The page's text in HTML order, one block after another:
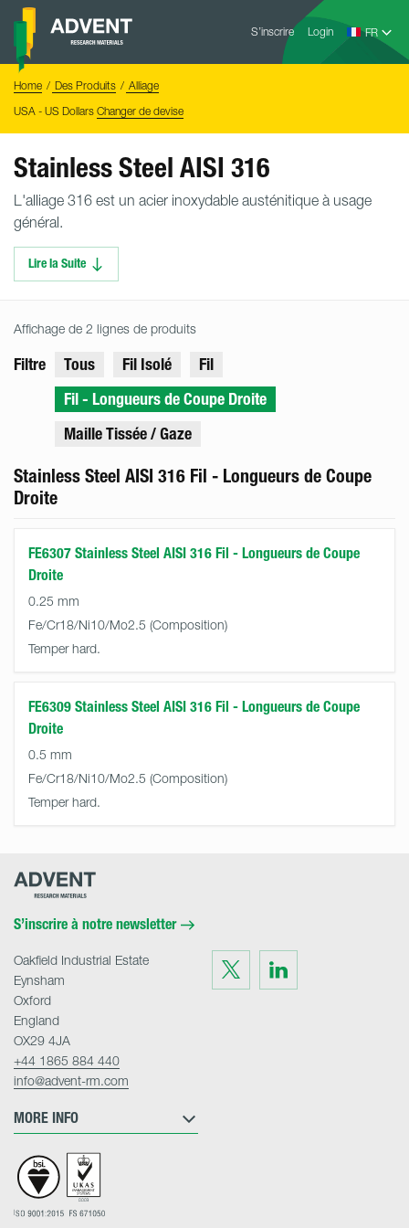
Skip
content
S’inscrire Login
Advent
Home Des Produits
Alliage
USA - US Dollars Changer de devise
Stainless Steel AISI 316
L'alliage 316 est un acier inoxydable austénitique à usage
général.
Lire la Suite
Affichage de 2 lignes de produits
Filtre Tous Fil Isolé
Fil
Fil - Longueurs de Coupe Droite
Maille Tissée / Gaze
Stainless Steel AISI 316 Fil - Longueurs de Coupe
Droite
FE6307 Stainless Steel AISI 316 Fil - Longueurs de Coupe
Droite
0.25 mm
Fe/Cr18/Ni10/Mo2.5
Temper hard.
FE6309 Stainless Steel AISI 316 Fil - Longueurs de Coupe
Droite
0.5 mm
Fe/Cr18/Ni10/Mo2.5
Temper hard.
Advent
S’inscrire à notre newsletter
Visit
us
on
Twitter
Visit
on
LinkedIn
MORE INFO
Oakfield Industrial Estate
Eynsham
Oxford
England
OX29 4JA
+44 1865 884 440
info@advent-rm.com